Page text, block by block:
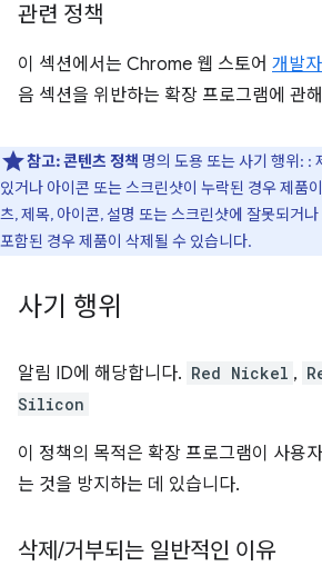
관련 정책
이 섹션에서는 Chrome 웹 스토어 개발
음 섹션을 위반하는 확장 프로그램에 관
참고:콘텐츠 정책 명의 도용 또는 사기 행위: :
있거나 아이콘 또는 스크린샷이 누락된 경우 제품
츠, 제목, 아이콘, 설명 또는 스크린샷에 잘못되거
포함된 경우 제품이 삭제될 수 있습니다.
사기 행위
알림 ID에 해당합니다. Red Nickel ,
Silicon
이 정책의 목적은 확장 프로그램이 사용
는 것을 방지하는 데 있습니다.
삭제 /거부되는 일반적인 이유